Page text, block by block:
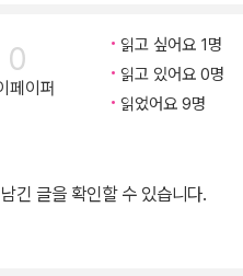
는 이 시기를 지나는 모든 아이
생각나는 것이 많은지 “엄마, 그
종알거림은 아이가 잠들기 전
랑스러운 올리버의 순수함과
책입니다. 옮긴이의 간결하고
동 도서 중에서도 저절로 미소
가 다정하고도 어여쁜 책입니
0
페이퍼
읽고 싶어요 1명
읽고 있어요 0명
읽었어요 9명
긴 글을 확인할 수 있습니다.